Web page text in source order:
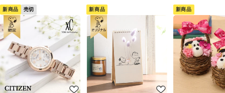
新商品 売切 新商品 新商品